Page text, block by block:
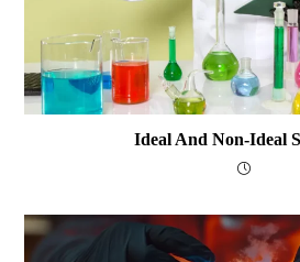
Ideal And Non-Ideal